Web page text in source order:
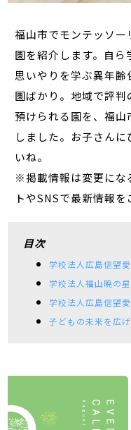
福山市でモンテッソ
園を紹介します。自ら
思いやりを学ぶ異年
園ばかり。地域で評
預けられる園を、福
しました。お子さん
いね。
※掲載情報は変更にな
トやSNSで最新情報を
目次
学校法人広島信望
学校法人福山暁の
学校法人広島信望
子どもの未来を広